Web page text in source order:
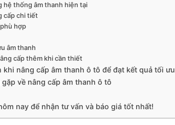
hệ thống âm thanh hiện tại
cấp chi tiết
hợp
âm thanh
cấp thêm khi cần thiết
khi nâng cấp âm thanh ô tô để đạt kết quả tối ưu
về nâng cấp âm thanh ô tô
nay để nhận tư vấn và báo giá tốt nhất!